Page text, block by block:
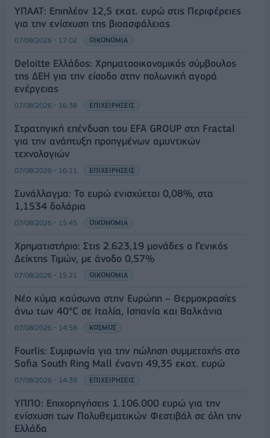
ΥΠΑΑΤ: Επιπλέον 12,5 εκατ. ευρώ στις Περιφέρειες
για την ενίσχυση της βιοασφάλειας
07/08/2026 - 17:02 ΟΙΚΟΝΟΜΙΑ
Deloitte Ελλάδος: Χρηματοοικονομικός σύμβουλος
της ΔΕΗ για την είσοδο στην πολωνική αγορά
ενέργειας
07/08/2026 - 16:38 ΕΠΙΧΕΙΡΗΣΕΙΣ
Στρατηγική επένδυση του EFA GROUP στη Fractal
για την ανάπτυξη προηγμένων αμυντικών
τεχνολογιών
07/08/2026 - 16:11 ΕΠΙΧΕΙΡΗΣΕΙΣ
Συνάλλαγμα: Το ευρώ ενισχύεται 0,08%, στα
1,1534 δολάρια
07/08/2026 - 15:45 ΟΙΚΟΝΟΜΙΑ
Χρηματιστήριο: Στις 2.623,19 μονάδες ο Γενικός
Δείκτης Τιμών, με άνοδο 0,57%
07/08/2026 - 15:21 ΟΙΚΟΝΟΜΙΑ
Νέο κύμα καύσωνα στην Ευρώπη – Θερμοκρασίες
άνω των 40°C σε Ιταλία, Ισπανία και Βαλκάνια
07/08/2026 - 14:58 ΚΟΣΜΟΣ
Fourlis: Συμφωνία για την πώληση συμμετοχής στο
Sofia South Ring Mall έναντι 49,35 εκατ. ευρώ
07/08/2026 - 14:39 ΕΠΙΧΕΙΡΗΣΕΙΣ
ΥΠΠΟ: Επιχορηγήσεις 1.106.000 ευρώ για την
ενίσχυση των Πολυθεματικών Φεστιβάλ σε όλη την
Ελλάδα